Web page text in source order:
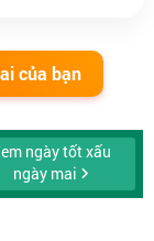
của bạn
ngày tốt xấu
ngày mai